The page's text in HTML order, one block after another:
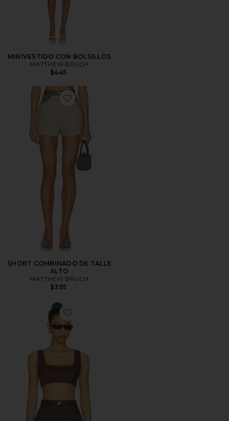
MINIVESTIDO CON BOLSILLOS
MATTHEW BRUCH
$445
Favorite SHORT COMBINADO DE TALLE ALTO
SHORT COMBINADO DE TALLE
ALTO
MATTHEW BRUCH
$395
Favorite TOP RECORTADO CON ESPALDA